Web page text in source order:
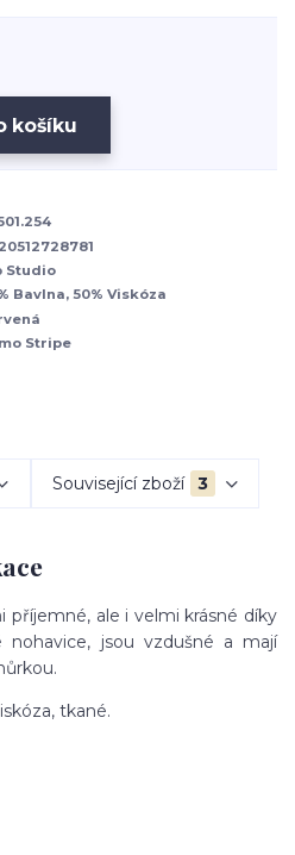
košíku
Studio
Bavlna, 50% Viskóza
Stripe
Související zboží 3
příjemné, ale i velmi krásné díky
nohavice, jsou vzdušné a mají
tkané.